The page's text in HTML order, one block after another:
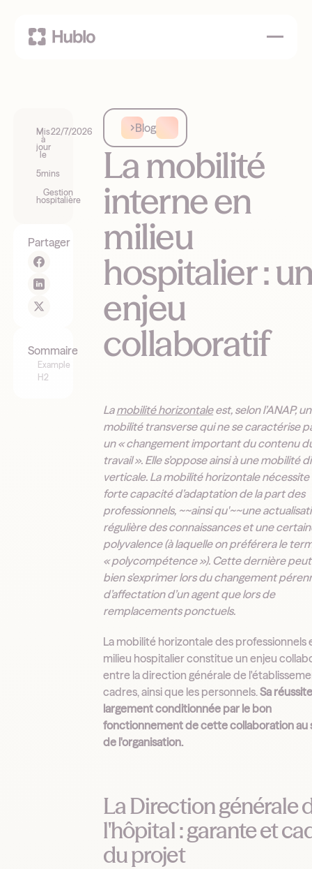
Mis
à
jour
le
22/7/2026
5mins
Gestion
hospitalière
Partager
Sommaire
Example
H2
Blog
La mobilité
interne en
milieu
hospitalier :
enjeu
collaboratif
Lamobilité horizontaleest, selon l’ANAP,
mobilité transverse qui ne se caractérise
un « changement important du contenu
travail ». Elle s’oppose ainsi à une mobilité
verticale. La mobilité horizontale nécessite
forte capacité d’adaptation de la part des
professionnels, ~~ainsi qu'~~une
régulière des connaissances et une
polyvalence (à laquelle on préférera le
« polycompétence »). Cette dernière peut
bien s’exprimer lors du changement
d’affectation d’un agent que lors de
remplacements ponctuels.
La mobilité horizontale des professionnels
milieu hospitalier constitue un enjeu
entre la direction générale de
cadres, ainsi que les personnels.Sa
largement conditionnée par le bon
fonctionnement de cette collaboration au
de l'organisation.
La Direction générale
l'hôpital : garante et
du projet